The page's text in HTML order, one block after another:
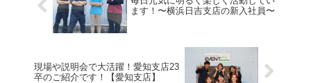
ます！〜横浜日吉支店の新入社員〜
現場や説明会で大活躍！愛知支店23
卒のご紹介です！【愛知支店】